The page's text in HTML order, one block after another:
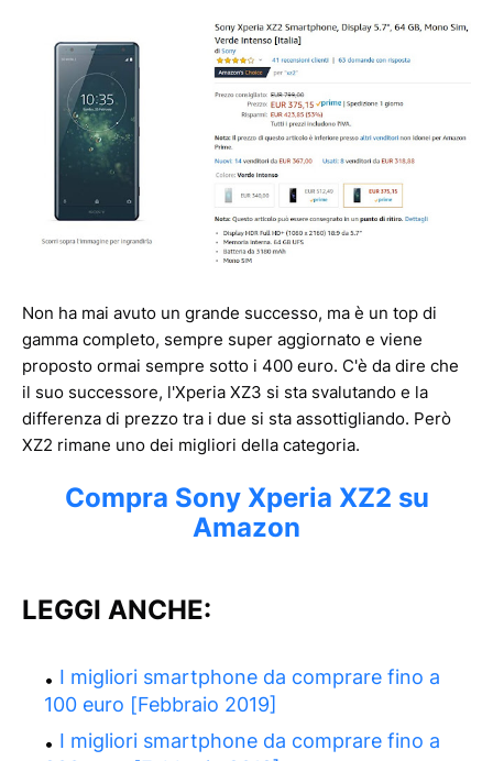
Non ha mai avuto un grande successo, ma è un top di
gamma completo, sempre super aggiornato e viene
proposto ormai sempre sotto i 400 euro. C'è da dire che
il suo successore, l'Xperia XZ3 si sta svalutando e la
differenza di prezzo tra i due si sta assottigliando. Però
XZ2 rimane uno dei migliori della categoria.
Compra Sony Xperia XZ2 su
Amazon
LEGGI ANCHE:
I migliori smartphone da comprare fino a
100 euro [Febbraio 2019]
I migliori smartphone da comprare fino a